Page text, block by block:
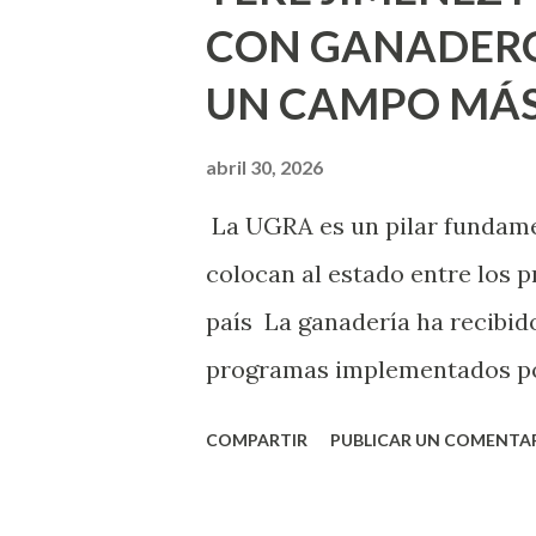
Montañez informó que en
metros cuadrados de
Jesús F. Elizondo y la calle
Septiembre, en los edificios
Norias de Paso Hondo y en
CON
UN CAMPO
abril 30, 2026
La UGRA es un pilar
colocan al estado entre los
país La ganadería ha
programas implementados
COMPARTIR PUBLICAR UN